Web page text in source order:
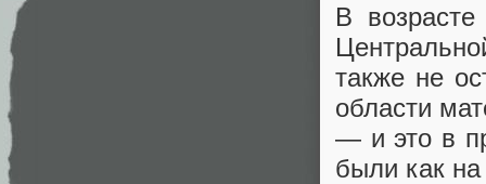
В
также не
области
— и это в
были как